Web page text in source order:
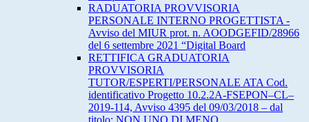
RADUATORIA PROVVISORIA
PERSONALE INTERNO PROGETTISTA -
Avviso del MIUR prot. n. AOODGEFID/28966
del 6 settembre 2021 “Digital Board
RETTIFICA GRADUATORIA
PROVVISORIA
TUTOR/ESPERTI/PERSONALE ATA Cod.
identificativo Progetto 10.2.2A-FSEPON–CL–
2019-114, Avviso 4395 del 09/03/2018 – dal